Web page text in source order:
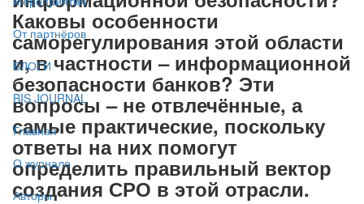
От партнёров
БЛОГИ
BIS JOURNAL
Главная
О журнале
Авторы
Каковы особенности
саморегулирования этой области
и, в частности – информационной
безопасности банков? Эти
вопросы – не отвлечённые, а
самые практические, поскольку
ответы на них помогут
определить правильный вектор
создания СРО в этой отрасли.